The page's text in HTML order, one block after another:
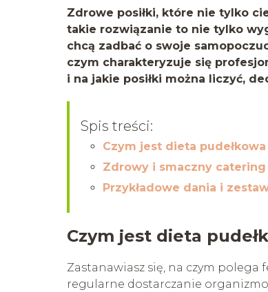
Zdrowe posiłki, które nie tylko
takie rozwiązanie to nie tylko
chcą zadbać o swoje
czym charakteryzuje się
i na jakie posiłki można liczyć,
Spis treści:
Czym jest dieta
Zdrowy i smaczny
Przykładowe dania i
Czym jest dieta
Zastanawiasz się, na czym polega
regularne dostarczanie